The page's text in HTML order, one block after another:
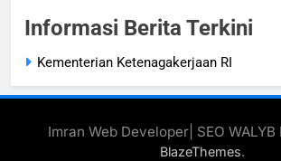
Informasi Berita Terkini
Kementerian Ketenagakerjaan RI
Imran Web Developer| SEO
BlazeThemes.